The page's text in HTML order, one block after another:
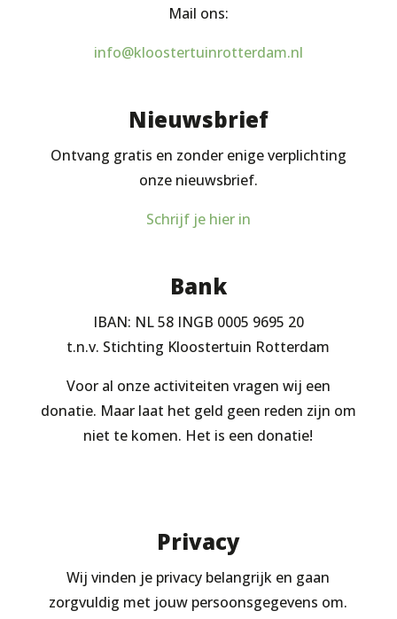
Mail ons:
info@kloostertuinrotterdam.nl
Nieuwsbrief
Ontvang gratis en zonder enige verplichting
onze nieuwsbrief.
Schrijf je hier in
Bank
IBAN: NL 58 INGB 0005 9695 20
t.n.v. Stichting Kloostertuin Rotterdam
Voor al onze activiteiten vragen wij een
donatie. Maar laat het geld geen reden zijn om
niet te komen. Het is een donatie!
Privacy
Wij vinden je privacy belangrijk en gaan
zorgvuldig met jouw persoonsgegevens om.